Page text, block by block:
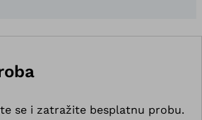
se i zatražite besplatnu probu.